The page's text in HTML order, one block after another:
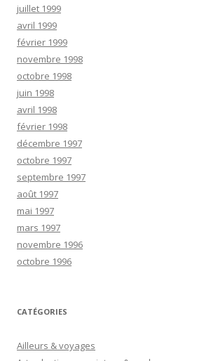
juillet 1999
avril 1999
février 1999
novembre 1998
octobre 1998
juin 1998
avril 1998
février 1998
décembre 1997
octobre 1997
septembre 1997
août 1997
mai 1997
mars 1997
novembre 1996
octobre 1996
CATÉGORIES
Ailleurs & voyages